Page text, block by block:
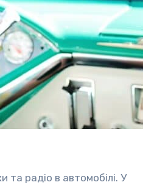
та радіо в автомобілі. У